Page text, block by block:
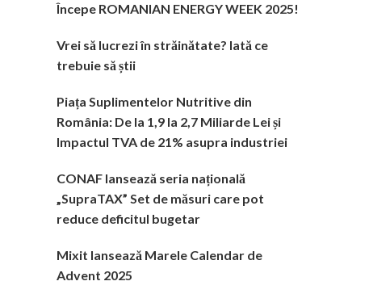
Începe ROMANIAN ENERGY WEEK 2025!
Vrei să lucrezi în străinătate? Iată ce
trebuie să știi
Piața Suplimentelor Nutritive din
România: De la 1,9 la 2,7 Miliarde Lei și
Impactul TVA de 21% asupra industriei
CONAF lansează seria națională
„SupraTAX” Set de măsuri care pot
reduce deficitul bugetar
Mixit lansează Marele Calendar de
Advent 2025